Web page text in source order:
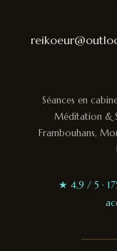
Séances en
Méditation &
Frambouhans,
★ 4,9 / 5 ·